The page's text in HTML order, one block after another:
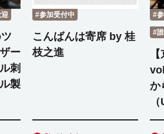
ー
刺
製
#参加受付中
こんばんは寄席 by 桂
枝之進
#
#
か